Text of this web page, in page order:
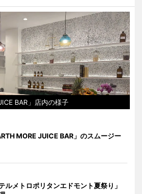
BAR」店内の様子
MORE JUICE BAR」のスムージー
テルメトロポリタンエドモント夏祭り」